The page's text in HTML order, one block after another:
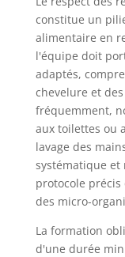
constitue un
alimentaire en
l'équipe doit
adaptés,
chevelure et
fréquemment,
aux toilettes ou
lavage des
systématique et
protocole
des micro-
La formation
d'une durée